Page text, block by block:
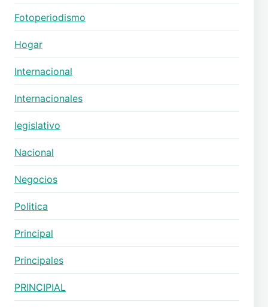
Fotoperiodismo
Hogar
Internacional
Internacionales
legislativo
Nacional
Negocios
Politica
Principal
Principales
PRINCIPIAL